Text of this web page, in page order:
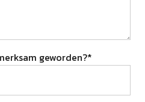
geworden?*